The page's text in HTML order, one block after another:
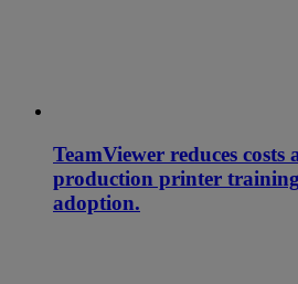
TeamViewer reduces costs
production printer
adoption.